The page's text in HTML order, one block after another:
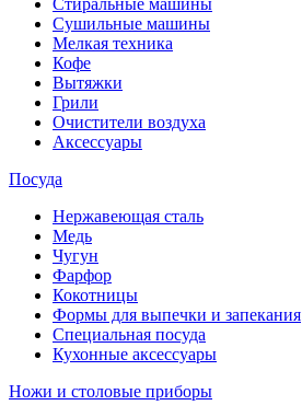
Сушильные машины
Мелкая техника
Кофе
Вытяжки
Грили
Очистители воздуха
Аксессуары
Посуда
Нержавеющая сталь
Медь
Чугун
Фарфор
Кокотницы
Формы для выпечки и запекания
Специальная посуда
Кухонные аксессуары
Ножи и столовые приборы